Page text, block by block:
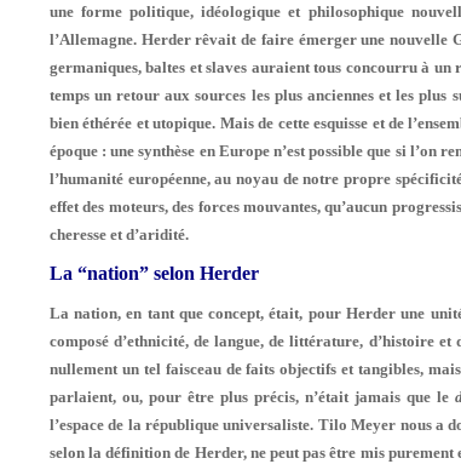
une forme politique, idéologique et philosophique
l’Allemagne. Herder rêvait de faire émerger une nouvelle
ger­maniques, baltes et slaves auraient tous concourru à
temps un retour aux sources les plus anciennes et les
bien éthérée et utopique. Mais de cette esquisse et de
épo­que : une synthèse en Europe n’est possible que si l’on
l’humanité européenne, au noyau de notre propre
effet des moteurs, des forces mouvan­tes, qu’aucun
cheresse et d’aridité.
La “nation” selon Herder
La nation, en tant que concept, était, pour Herder une
composé d’ethnicité, de langue, de littérature, d’histoire
nullement un tel faisceau de faits ob­jectifs et tangibles,
par­laient, ou, pour être plus précis, n’était jamais que le
l’espace de la république universaliste. Tilo Meyer nous a
selon la définition de Herder, ne peut pas être mis